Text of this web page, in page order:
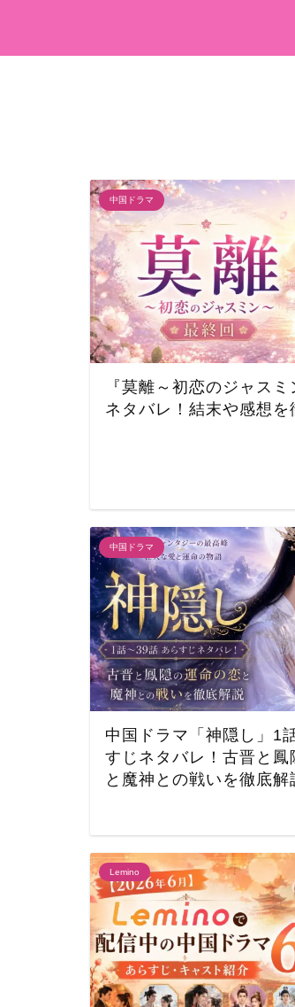
中国ドラマ
『莫離～初恋のジャス
ネタバレ！結末や感想を
中国ドラマ
中国ドラマ「神隠し」1
すじネタバレ！古晋と鳳
と魔神との戦いを徹底解
Lemino